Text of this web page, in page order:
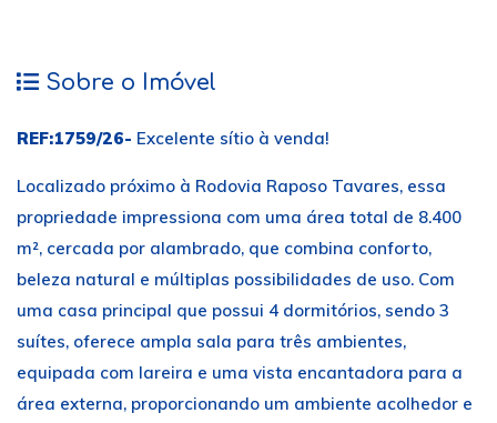
Sobre o Imóvel
REF:1759/26- Excelente sítio à venda!
Localizado próximo à Rodovia Raposo Tavares, essa
propriedade impressiona com uma área total de 8.400
m², cercada por alambrado, que combina conforto,
beleza natural e múltiplas possibilidades de uso. Com
uma casa principal que possui 4 dormitórios, sendo 3
suítes, oferece ampla sala para três ambientes,
equipada com lareira e uma vista encantadora para a
área externa, proporcionando um ambiente acolhedor e